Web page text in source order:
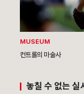
MUSEUM
컨트롤의 마술사
놓칠 수 없는 실